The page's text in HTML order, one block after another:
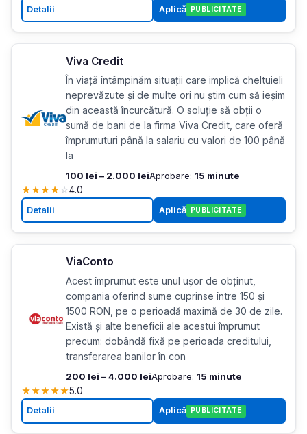
Detalii Aplică PUBLICITATE
Viva Credit
În viață întâmpinăm situații care implică cheltuieli
neprevăzute și de multe ori nu știm cum să ieșim
din această încurcătură. O soluție să obții o
sumă de bani de la firma Viva Credit, care oferă
împrumuturi până la salariu cu valori de 100 până
la
100 lei – 2.000 leiAprobare: 15 minute
★★★★☆4.0
Detalii Aplică PUBLICITATE
ViaConto
Acest împrumut este unul ușor de obținut,
compania oferind sume cuprinse între 150 și
1500 RON, pe o perioadă maximă de 30 de zile.
Există și alte beneficii ale acestui împrumut
precum: dobândă fixă pe perioada creditului,
transferarea banilor în con
200 lei – 4.000 leiAprobare: 15 minute
★★★★★5.0
Detalii Aplică PUBLICITATE